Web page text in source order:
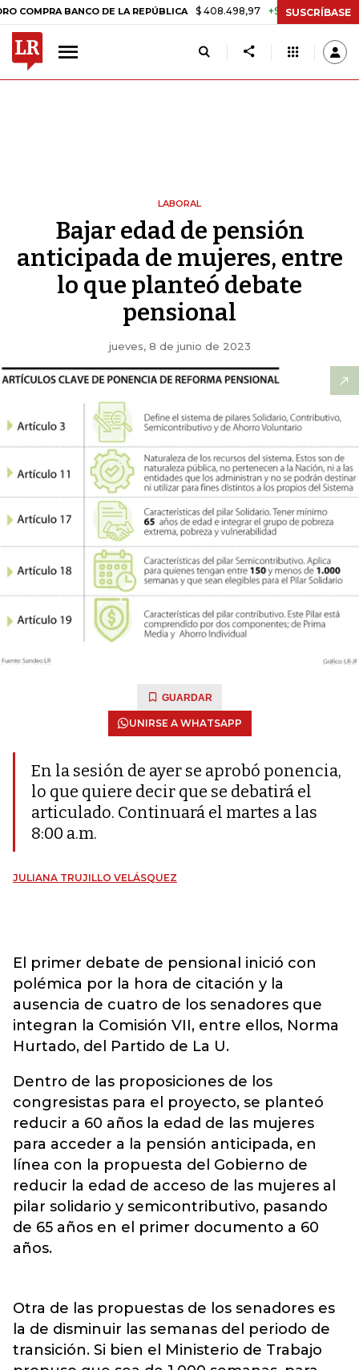
BANCO DE LA REPÚBLICA $ 408.498,97 +$ 8.753,81 +2,19%
SUSCRÍBASE
LABORAL
Bajar edad de pensión
anticipada de mujeres, entre
lo que planteó debate
pensional
jueves, 8 de junio de 2023
GUARDAR
UNIRSE A WHATSAPP
En la sesión de ayer se aprobó ponencia,
lo que quiere decir que se debatirá el
articulado. Continuará el martes a las
8:00 a.m.
JULIANA TRUJILLO VELÁSQUEZ
El primer debate de pensional inició con
polémica por la hora de citación y la
ausencia de cuatro de los senadores que
integran la Comisión VII, entre ellos, Norma
Hurtado, del Partido de La U.
Dentro de las proposiciones de los
congresistas para el proyecto, se planteó
reducir a 60 años la edad de las mujeres
para acceder a la pensión anticipada, en
línea con la propuesta del Gobierno de
reducir la edad de acceso de las mujeres al
pilar solidario y semicontributivo, pasando
de 65 años en el primer documento a 60
años.
Otra de las propuestas de los senadores es
la de disminuir las semanas del periodo de
transición. Si bien el Ministerio de Trabajo